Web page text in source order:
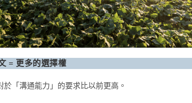
= 更多的選擇權
「溝通能力」的要求比以前更高。